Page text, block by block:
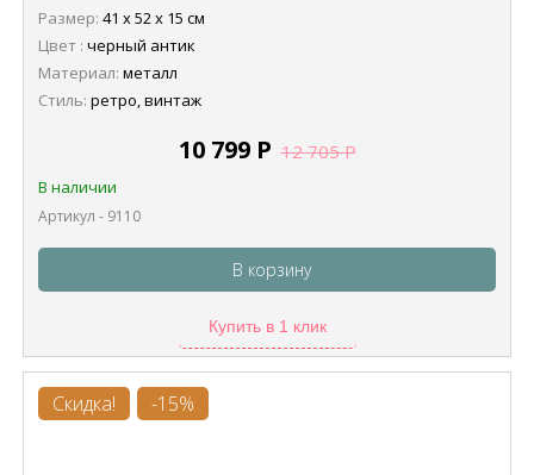
Размер: 41 х 52 х 15 см
Цвет : черный антик
Материал: металл
Стиль: ретро, винтаж
10 799 Р 12 705Р
В наличии
Артикул - 9110
В корзину
Купить в 1 клик
Скидка! -15%